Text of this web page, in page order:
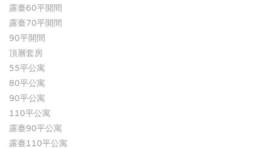
露臺60平開間
露臺70平開間
90平開間
頂層套房
55平公寓
80平公寓
90平公寓
110平公寓
露臺90平公寓
露臺110平公寓